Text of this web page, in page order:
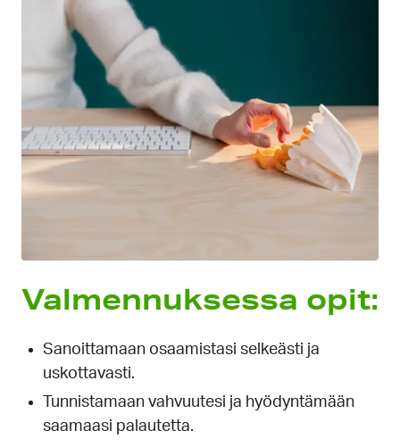
Valmennuksessa opit:
Sanoittamaan osaamistasi selkeästi ja
uskottavasti.
Tunnistamaan vahvuutesi ja hyödyntämään
saamaasi palautetta.